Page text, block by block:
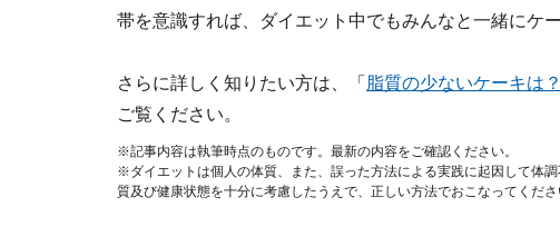
帯を意識すれば、ダイエット中でもみんなと一緒にケ
さらに詳しく知りたい方は、「 脂質の少ないケーキは
ご覧ください。
※記事内容は執筆時点のものです。最新の内容をご確認ください。
※ダイエットは個人の体質、また、誤った方法による実践に起因して体
質及び健康状態を十分に考慮したうえで、正しい方法でおこなってくだ